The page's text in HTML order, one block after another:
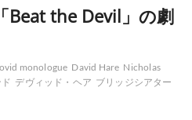
Beat the Devil」の劇
monologue David Hare Nicholas
デヴィッド・ヘア ブリッジシアター